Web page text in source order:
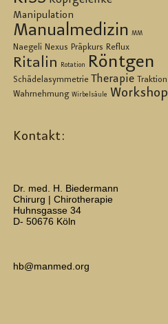
Manipulation
Manualmedizin MM
Naegeli Nexus Präpkurs Reflux
Ritalin Rotation Röntgen
Schädelasymmetrie Therapie Traktion
Wahrnehmung Wirbelsäule Workshop
Kontakt:
Dr. med. H. Biedermann
Chirurg | Chirotherapie
Huhnsgasse 34
D- 50676 Köln
hb@manmed.org